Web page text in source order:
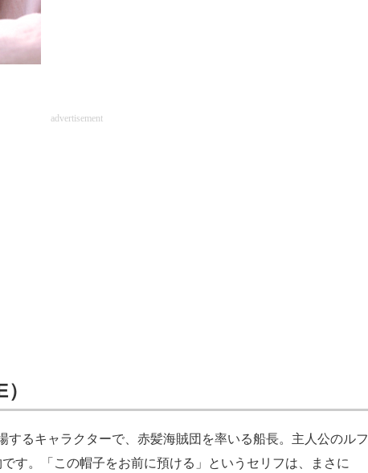
advertisement
るキャラクターで、赤髪海賊団を率いる船長。主人公のルフ
す。「この帽子をお前に預ける」というセリフは、まさに